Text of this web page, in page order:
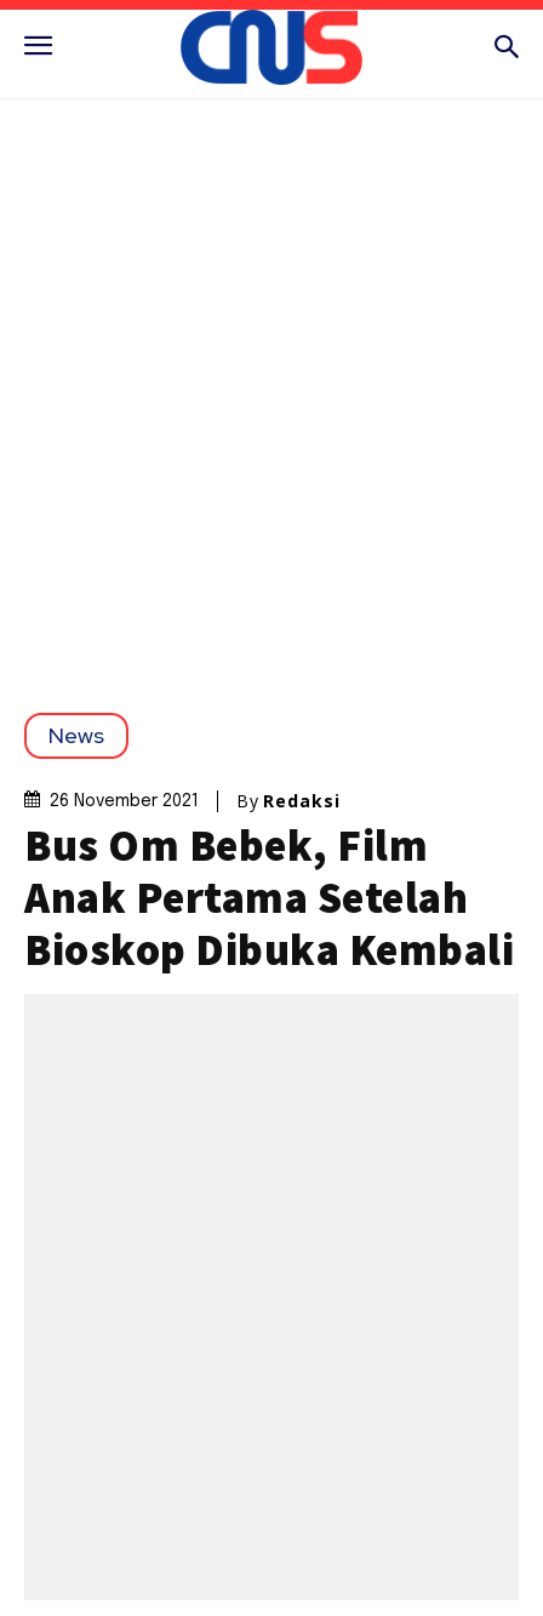
News
26 November 2021 By Redaksi
Bus Om Bebek, Film
Anak Pertama Setelah
Bioskop Dibuka Kembali